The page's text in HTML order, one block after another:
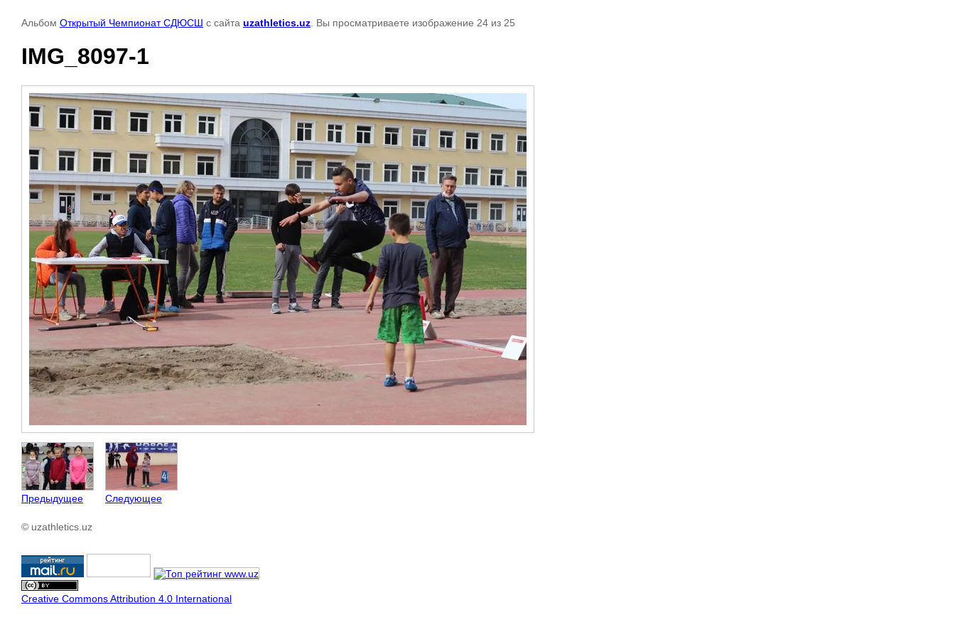
Альбом Открытый Чемпионат СДЮСШ с сайта uzathletics.uz . Вы просматриваете изображение 24 из 25
IMG_8097-1
Предыдущее Следующее
© uzathletics.uz
Creative Commons Attribution 4.0 International